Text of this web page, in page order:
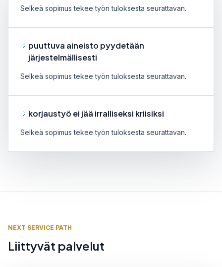
Selkeä sopimus tekee työn tuloksesta seurattavan.
puuttuva aineisto pyydetään
järjestelmällisesti
Selkeä sopimus tekee työn tuloksesta seurattavan.
korjaustyö ei jää irralliseksi kriisiksi
Selkeä sopimus tekee työn tuloksesta seurattavan.
NEXT SERVICE PATH
Liittyvät palvelut